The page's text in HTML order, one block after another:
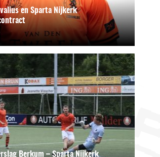
en Sparta Nijkerk
Berkum – Sparta Nijkerk